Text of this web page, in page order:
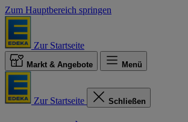
Zum Hauptbereich springen
Zur Startseite
Markt & Angebote Menü
Zur Startseite Schließen